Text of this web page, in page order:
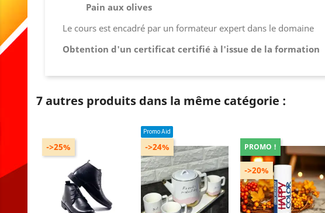
Pain aux olives
Le cours est encadré par un formateur expert dans le domaine
Obtention d'un certificat certifié à l'issue de la formation
7 autres produits dans la même catégorie :
->25%
Couleur : Noir
Modèle : boots en cuir
GENRE : Hommes
Promo Aid
->24%
Contenu de l’emballage :
Service à cafe pour 6
personnes + Plateau
PROMO !
->20%
Couleur : Bleu
Pays de production : Italie
Capacité : 400 ml